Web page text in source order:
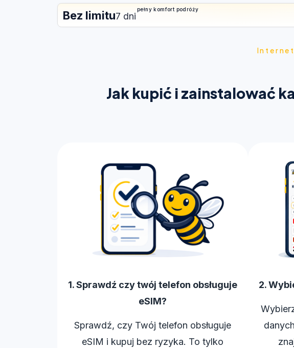
pełny komfort podróży
Bez limitu7 dni
Jak kupić i zainstalować
1. Sprawdź czy twój telefon obsługuje
eSIM?
Sprawdź, czy Twój telefon obsługuje
eSIM i kupuj bez ryzyka. To tylko
2.